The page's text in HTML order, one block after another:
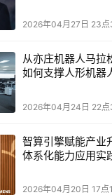
TARA、DORA、
首发价0.01美元，
依旧距开盘时有近3
10美元，在Gate.io
认购价仍有近4倍多
，在Startup首发的
2026年04月27日 23点
从亦庄机器人马拉
如何支撑人形机器
2026年04月24日 22点
智算引擎赋能产业
体系化能力应用实
2026年04月20日 17点